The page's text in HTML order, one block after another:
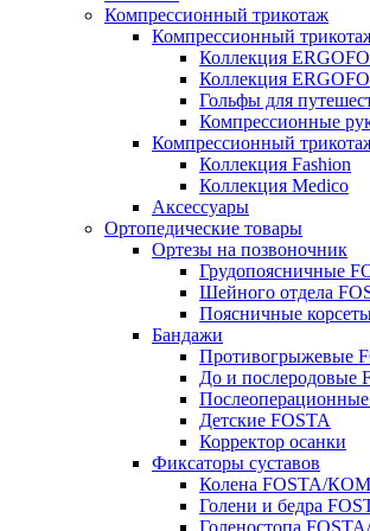
Компрессионный трикотаж
Компрессионный
Коллекция
Коллекция
Гольфы для
Компрессионные
Компрессионный
Коллекция Fashion
Коллекция Medico
Аксессуары
Ортопедические товары
Ортезы на позвоночник
Грудопоясничные
Шейного отдела
Поясничные
Бандажи
До и
Детские FOSTA
Корректор осанки
Фиксаторы суставов
Колена FOSTA/
Голени и бедра